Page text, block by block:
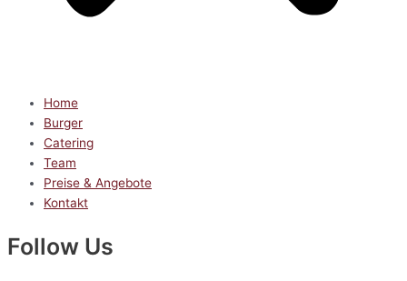
Home
Burger
Catering
Team
Preise & Angebote
Kontakt
Follow Us